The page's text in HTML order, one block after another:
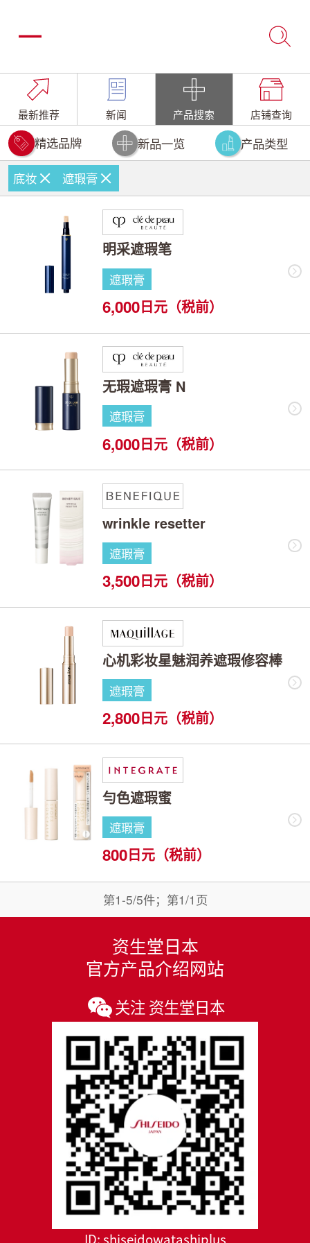
最新推荐 新闻 产品搜索 店铺查询
精选品牌 新品一览 产品类型
底妆 遮瑕膏
明采遮瑕笔
遮瑕膏
6,000日元（税前）
无瑕遮瑕膏 N
遮瑕膏
6,000日元（税前）
wrinkle resetter
遮瑕膏
3,500日元（税前）
心机彩妆星魅润养遮瑕修容棒
遮瑕膏
2,800日元（税前）
勻色遮瑕蜜
遮瑕膏
800日元（税前）
第1-5/5件；第1/1页
资生堂日本
官方产品介绍网站
关注 资生堂日本
ID: shiseidowatashiplus